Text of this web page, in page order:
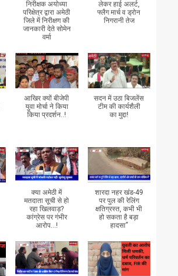
निरीक्षक अयोध्या
परिक्षेत्र द्वारा अमेठी
जिले में निरीक्षण की
जानकारी देते सोमेन
वर्मा
लेकर हाई अलर्ट,
फ्लैग मार्च व ड्रोन
निगरानी तेज
आखिर क्यों बीजेपी
युवा मोर्चा ने किया
किया प्रदर्शन..!
सदन में उठा बिजलेंस
टीम की कार्यशैली
का मुद्दा!
क्या अमेठी में
मतदाता सूची से हो
रहा खिलवाड़?
कांग्रेस पर गंभीर
आरोप...!
शारदा नहर खंड-49
पर पुल की रेलिंग
क्षतिग्रस्त, कभी भी
हो सकता है बड़ा
हादसा”